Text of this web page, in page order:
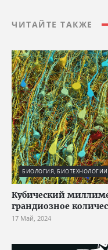
ЧИТАЙТЕ ТАКЖЕ
БИОЛОГИЯ, БИОТЕХНОЛОГИИ
Кубический
грандиозное
17 Май, 2024